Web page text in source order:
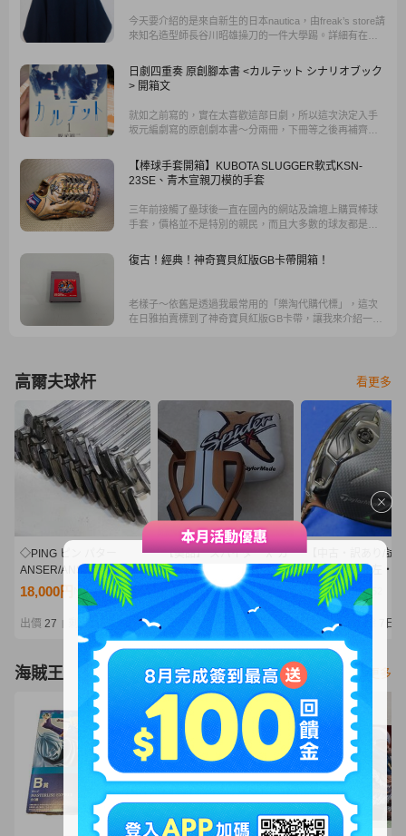
今天要介紹的是來自新生的日本nautica，由freak’s store請
來知名造型師長谷川昭雄操刀的一件大學踢。詳細有在關
性的特徵，就是寬大，這次入手這件可兩面穿的衛衣，透
過樂淘代購 ，整件不到2700就入手了
日劇四重奏 原創腳本書 <カルテット シナリオブック
> 開箱文
就如之前寫的，實在太喜歡這部日劇，所以這次決定入手
坂元編劇寫的原創劇本書～分兩冊，下冊等之後再補齊！
書，而且是當年電視劇的特別書衣包裝版，這次也是透過
樂淘代購，使用之前存的回饋金而省了不少錢，很划算
【棒球手套開箱】KUBOTA SLUGGER軟式KSN-
23SE、青木宣親刀模的手套
三年前接觸了壘球後一直在國內的網站及論壇上購買棒球
手套，價格並不是特別的親民，而且大多數的球友都是喜
呢？於是萌發了想從日本購買手套回來的想法。
復古！經典！神奇寶貝紅版GB卡帶開箱！
老樣子～依舊是透過我最常用的「樂淘代購代標」，這次
在日雅拍賣標到了神奇寶貝紅版GB卡帶，讓我來介紹一下
高爾夫球杆 看更多
◇PING ピン パター
ANSER/ANSER2/ANSE
R3/PAL2/PAL4/ZING2 等
まとめ 25本セット アソ
ート バッグ付き 0804-
67Zd@160◇
18,000円 NT3,895
出價 27 剩餘
【美品】 スパイダーⅩ カ
ッパーホワイト スモール
スラント Spider X SX-
32 33インチ ※パター
ラボグリップ
8,803円NT1,904
出價22 剩餘 3日
【中古・訳あり/試
刻印あり】★左・レ
ィ★ テーラーメイド
2025 Qi35 ドライ
（10.5°）【S】
GT60（ディアマナ
4,401円NT952
出價21 7日
海賊王 看更多